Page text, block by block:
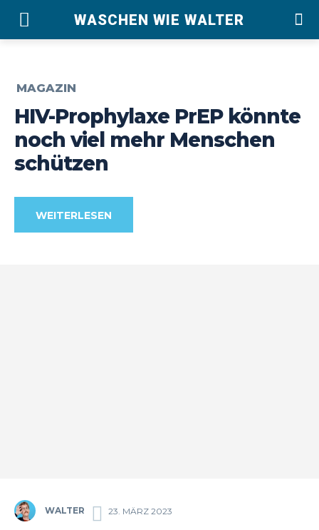
WASCHEN WIE WALTER
MAGAZIN
HIV-Prophylaxe PrEP könnte
noch viel mehr Menschen
schützen
WEITERLESEN
WALTER 23. MÄRZ 2023